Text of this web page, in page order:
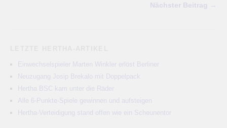
Nächster Beitrag →
Einwechselspieler Marten Winkler erlöst Berliner
Neuzugang Josip Brekalo mit Doppelpack
Hertha BSC kam unter die Räder
Alle 6-Punkte-Spiele gewinnen und aufsteigen
Hertha-Verteidigung stand offen wie ein Scheunentor